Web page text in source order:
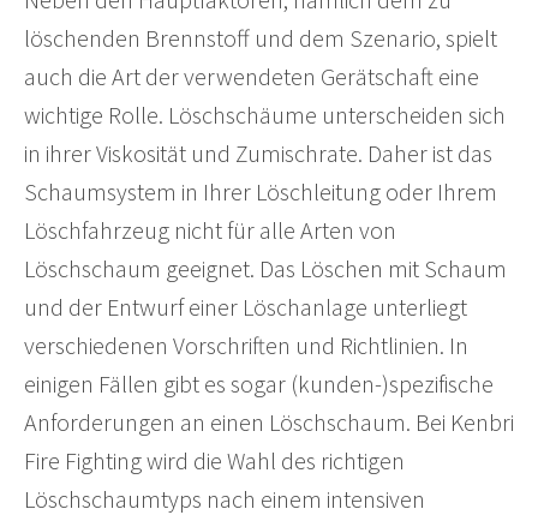
löschenden Brennstoff und dem Szenario, spielt
auch die Art der verwendeten Gerätschaft eine
wichtige Rolle. Löschschäume unterscheiden sich
in ihrer Viskosität und Zumischrate. Daher ist das
Schaumsystem in Ihrer Löschleitung oder Ihrem
Löschfahrzeug nicht für alle Arten von
Löschschaum geeignet. Das Löschen mit Schaum
und der Entwurf einer Löschanlage unterliegt
verschiedenen Vorschriften und Richtlinien. In
einigen Fällen gibt es sogar (kunden-)spezifische
Anforderungen an einen Löschschaum. Bei Kenbri
Fire Fighting wird die Wahl des richtigen
Löschschaumtyps nach einem intensiven